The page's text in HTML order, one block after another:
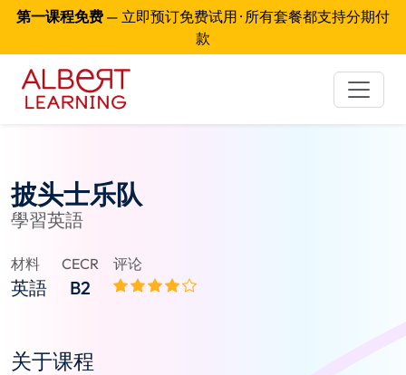
第一课程免费 — 立即预订免费试用 · 所有套餐都支持分期付
款
披头士乐队
學習英語
材料
英語
CECR
B2
评论
关于课程